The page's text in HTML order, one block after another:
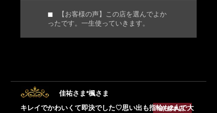
【お客様の声】この店を選んでよか
ったです。一生使っていきます。
佳祐さま*楓さま
キレイでかわいくて即決でした♡思い出も指輪も2人で大
京都本店